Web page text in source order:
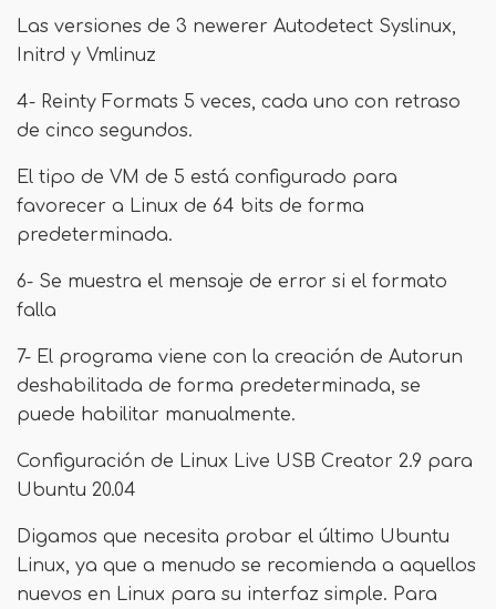
Las versiones de 3 newerer Autodetect Syslinux,
Initrd y Vmlinuz
4- Reinty Formats 5 veces, cada uno con retraso
de cinco segundos.
El tipo de VM de 5 está configurado para
favorecer a Linux de 64 bits de forma
predeterminada.
6- Se muestra el mensaje de error si el formato
falla
7- El programa viene con la creación de Autorun
deshabilitada de forma predeterminada, se
puede habilitar manualmente.
Configuración de Linux Live USB Creator 2.9 para
Ubuntu 20.04
Digamos que necesita probar el último Ubuntu
Linux, ya que a menudo se recomienda a aquellos
nuevos en Linux para su interfaz simple. Para